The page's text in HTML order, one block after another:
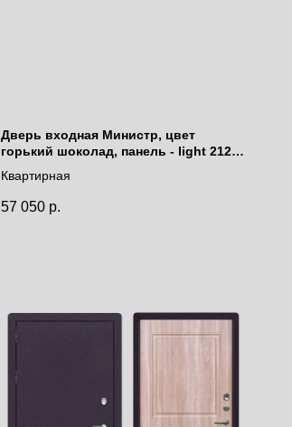
Дверь входная Министр, цвет
горький шоколад, панель - light 2127
цвет бьянка soft
Квартирная
57 050 р.